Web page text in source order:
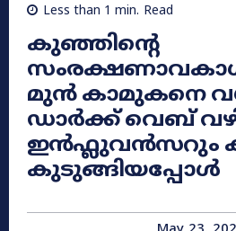
Less than 1 min. Read
കുഞ്ഞിന്റെ
മുൻ കാമുകനെ
ഡാർക്ക് വെബ് വഴി
ഇൻഫ്ലുവൻസറും
കുടുങ്ങിയപ്പോൾ